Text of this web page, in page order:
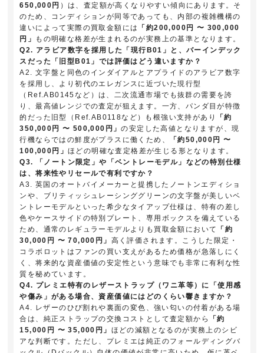
650,000円 ）は、査定額が高くなりやすい傾向にあります。そ
のため、コンディションが同等であっても、内部の複雑機構の
違いによって実際の買取金額には
「約200,000円 〜 300,000
円」
もの明確な格差が生まれるのが実務上の基準となります。
Q2. アラビア数字を採用した「現行B01」と、バーインデック
スだった「旧型B01」では評価はどう違いますか？
A2. 文字盤と同色のインダイアルとアプライドのアラビア数字
を採用し、より初代のエレガンスに近づいた現行型
（Ref.AB0145など）は、二次流通市場でも抜群の需要を誇
り、最高値レンジでの査定が狙えます。一方、パンダ目が特徴
的だった旧型（Ref.AB0118など）も根強い支持があり
「約
350,000円 〜 500,000円」の安定した高値となりますが、現
行機ならではの鮮度がプラスに働くため、
「約50,000円 〜
100,000円」ほどの明確な査定格差が生じる形となります。
Q3. 「ノートン限定」や「ベントレーモデル」などの特別仕様
は、将来性やリセールで有利ですか？
A3. 英国のオートバイメーカーと提携したノートンエディショ
ンや、ブリティッシュレーシンググリーンの文字盤が美しいベ
ントレーモデルといった希少なタイアップ仕様は、特有の差し
色やケースサイドの特別プレート、専用ボックスを備えている
ため、通常のレギュラーモデルよりも買取金額において
「約
30,000円 〜 70,000円」 高く評価されます。こうした限定・
コラボロットはファンの買い支えがあるため価格が急落しにく
く、将来的な資産価値の安定性という意味でも非常に有利な性
質を秘めています。
Q4. プレミエ特有のレザーストラップ（ワニ革等）に「使用感
や傷み」がある場合、資産価値にはどのくらい響きますか？
A4. レザーのひび割れや裏面の変色、強い匂いの付着がある場
合は、純正ストラップの交換コストとして査定額から
「約
15,000円 〜 35,000円」 ほどの減額となるのが実務上のシビ
アな判断です。ただし、プレミエは純正のフォールディングバ